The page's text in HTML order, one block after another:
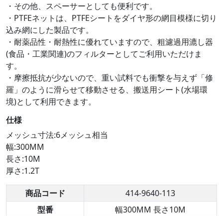
・その他、スペーサーとしても便利です。
・PTFEネットは、PTFEシートをダイヤ形の網目模様に切り
込み網にした製品です。
・耐薬品性・耐熱性に優れていますので、粗濾過用漉し器
(食品・工業関連)のフィルターとしてご利用いただけま
す。
・摩擦抵抗が少ないので、重い試料でも衝撃を与えず「修
羅」のように滑らせて移動させる、搬送用シート(水場環
境)として利用できます。
仕様
メッシュ寸法:6メッシュ相当
幅:300MM
長さ:10M
厚さ:1.2T
商品コード
414-9640-113
型番
幅300MM 長さ10M